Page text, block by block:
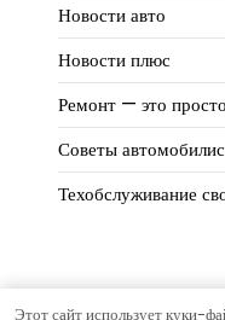
Новости авто
Новости плюс
Ремонт — это просто
Советы
Техобслуживание
Этот сайт использует куки-